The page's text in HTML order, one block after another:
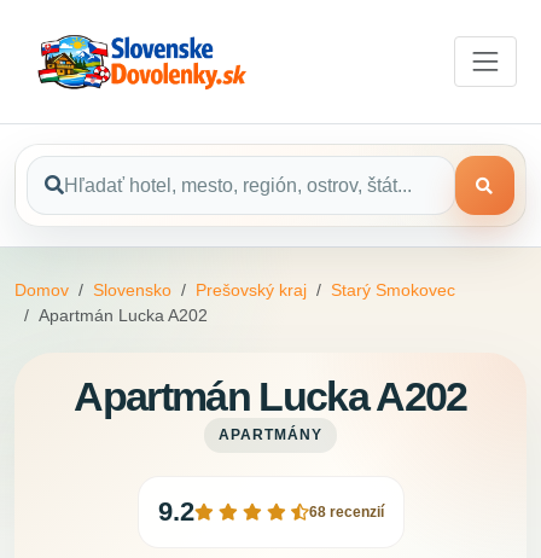
Domov Slovensko Prešovský kraj
Starý Smokovec
Apartmán Lucka A202
Apartmán Lucka A202
APARTMÁNY
9.2 68 recenzií